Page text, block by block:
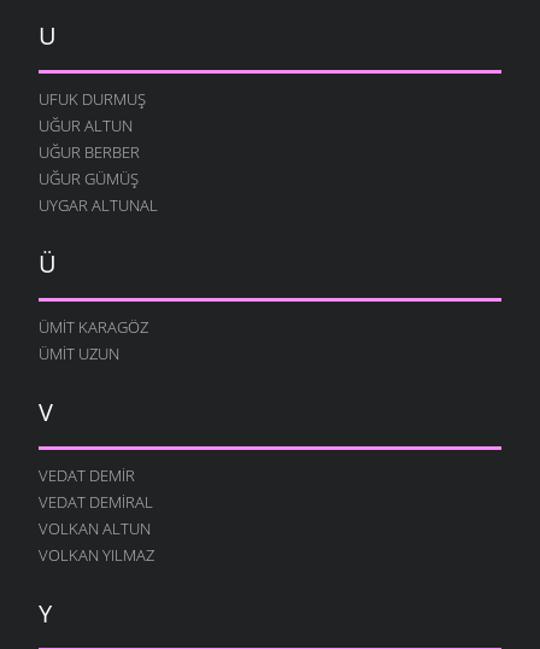
U
UFUK DURMUŞ
UĞUR ALTUN
UĞUR BERBER
UĞUR GÜMÜŞ
UYGAR ALTUNAL
Ü
ÜMIT KARAGÖZ
ÜMIT UZUN
V
VEDAT DEMIR
VEDAT DEMIRAL
VOLKAN ALTUN
VOLKAN YILMAZ
Y